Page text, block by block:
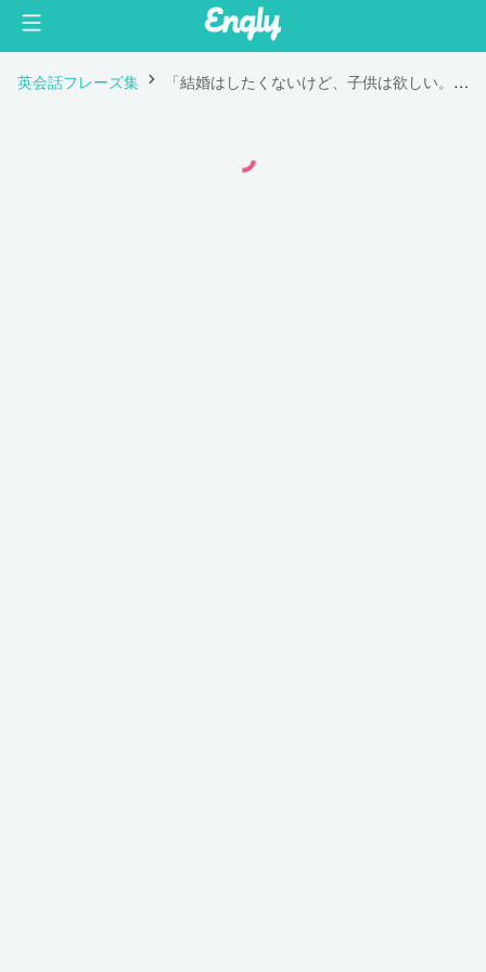
英会話フレーズ集 「結婚はしたくないけど、子供は欲しい。」は英語で "I don't want to get married but I want kids."